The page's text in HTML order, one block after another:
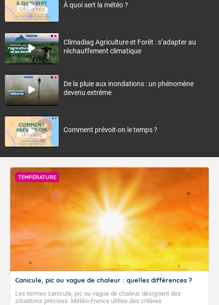
À quoi sert la météo ?
Climadiag Agriculture et Forêt : s’adapter au
réchauffement climatique
De la pluie aux inondations : un phénomène
devenu extrême
Comment prévoit-on le temps ?
TEMPÉRATURE
Canicule, pic ou vague de chaleur : quelles différences ?
Les termes canicule, pic ou vague de chaleur, désignent des
situations précises. Météo-France utilise des critères